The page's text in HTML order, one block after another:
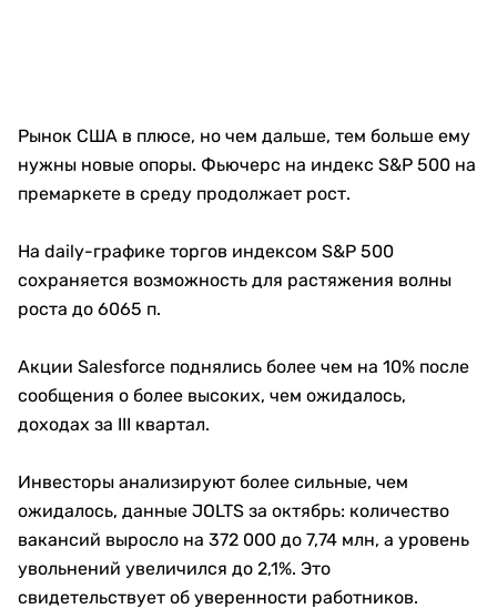
Рынок США в плюсе, но чем дальше, тем больше ему
нужны новые опоры. Фьючерс на индекс S&P 500 на
премаркете в среду продолжает рост.
На daily-графике торгов индексом S&P 500
сохраняется возможность для растяжения волны
роста до 6065 п.
Акции Salesforce поднялись более чем на 10% после
сообщения о более высоких, чем ожидалось,
доходах за III квартал.
Инвесторы анализируют более сильные, чем
ожидалось, данные JOLTS за октябрь: количество
вакансий выросло на 372 000 до 7,74 млн, а уровень
увольнений увеличился до 2,1%. Это
свидетельствует об уверенности работников.